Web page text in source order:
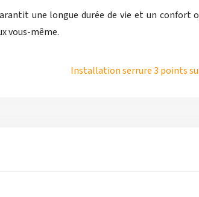
une longue durée de vie et un confort
vous-même.
Installation serrure 3 points